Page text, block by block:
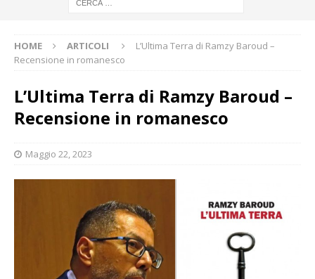
HOME ARTICOLI
L’Ultima Terra di Ramzy Baroud –
Recensione in romanesco
L’Ultima Terra di Ramzy Baroud –
Recensione in romanesco
Maggio 22, 2023